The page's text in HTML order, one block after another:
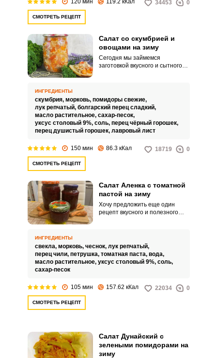
34453 0
СМОТРЕТЬ РЕЦЕПТ
Салат со скумбрией и
овощами на зиму
Сегодня мы займемся
заготовкой вкусного и сытного
лука и моркови с нежной и такой
полезной скумбрией – это
настоящая находка! Для
приготовления такой заготовки
потребуется не малое
количество времени, зато
восхитительным вкусом и
ИНГРЕДИЕНТЫ
скумбрия, морковь, помидоры свежие,
лук репчатый, болгарский перец сладкий,
масло растительное, сахар-песок,
уксус столовый 9%, соль, перец чёрный горошек,
перец душистый горошек, лавровый лист
150 мин 86.3 кКал 18719 0
СМОТРЕТЬ РЕЦЕПТ
Салат Аленка с томатной
пастой на зиму
Хочу предложить еще один
рецепт вкусного и полезного
насыщенным по цвету и вкусу.
Заготовку можно использовать
для приготовления борща или в
качестве самостоятельной
ИНГРЕДИЕНТЫ
свекла, морковь, чеснок, лук репчатый,
перец чили, петрушка, томатная паста, вода,
масло растительное, уксус столовый 9%, соль,
сахар-песок
105 мин 157.62 кКал 22034 0
СМОТРЕТЬ РЕЦЕПТ
Салат Дунайский с
зелеными помидорами на
зиму